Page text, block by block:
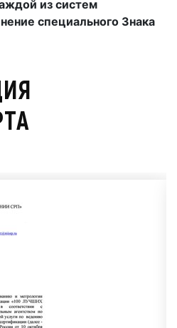
из систем
специального Знака